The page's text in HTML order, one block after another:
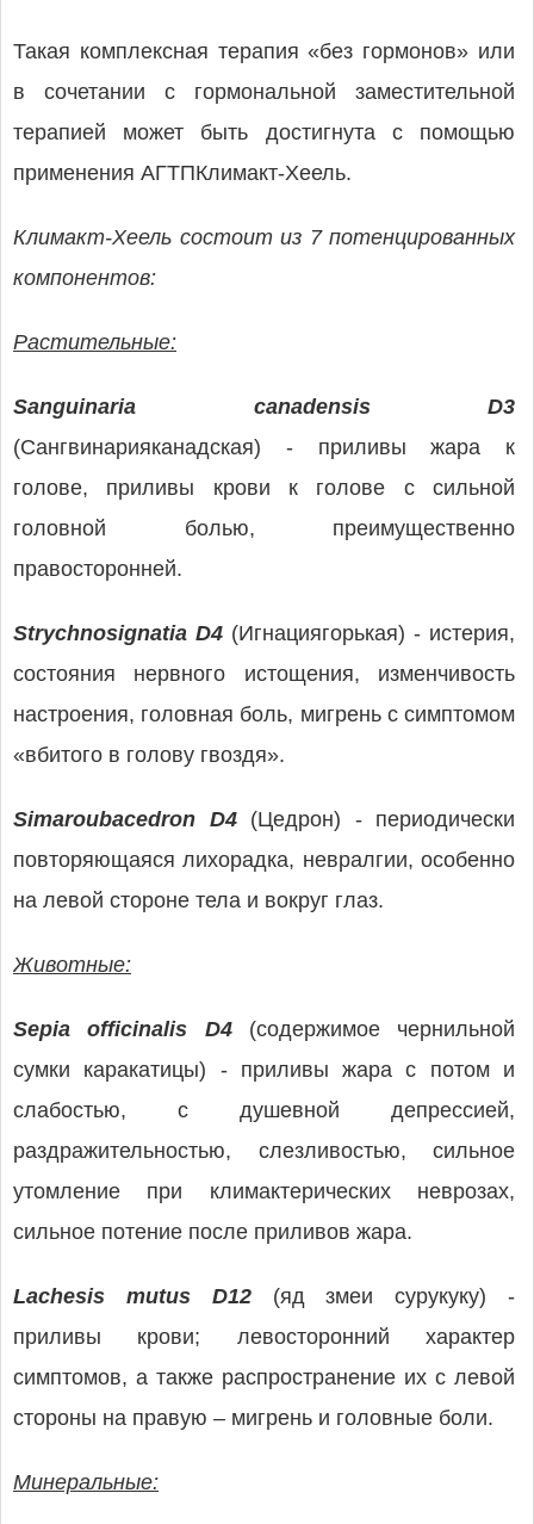
Такая комплексная терапия «без гормонов» или
в сочетании с гормональной заместительной
терапией может быть достигнута с помощью
применения АГТПКлимакт-Хеель.
Климакт-Хеель состоит из 7 потенцированных
компонентов:
Растительные:
Sanguinaria canadensis D3
(Cангвинарияканадская) - приливы жара к
голове, приливы крови к голове с сильной
головной болью, преимущественно
правосторонней.
Strychnosignatia D4 (Игнациягорькая) - истерия,
состояния нервного истощения, изменчивость
настроения, головная боль, мигрень с симптомом
«вбитого в голову гвоздя».
Simaroubacedron D4(Цедрон) - периодически
повторяющаяся лихорадка, невралгии, особенно
на левой стороне тела и вокруг глаз.
Животные:
Sepia officinalis D4(содержимое чернильной
сумки каракатицы) - приливы жара с потом и
слабостью, с душевной депрессией,
раздражительностью, слезливостью, сильное
утомление при климактерических неврозах,
сильное потение после приливов жара.
Lachesis mutus D12(яд змеи сурукуку) -
приливы крови; левосторонний характер
симптомов, а также распространение их с левой
стороны на правую – мигрень и головные боли.
Минеральные: